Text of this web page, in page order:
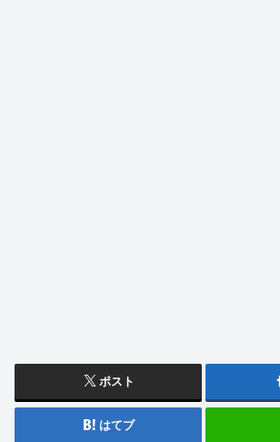
ポスト
はてブ